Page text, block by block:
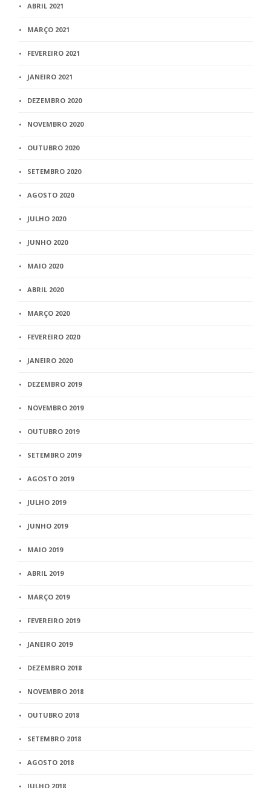
ABRIL 2021
MARÇO 2021
FEVEREIRO 2021
JANEIRO 2021
DEZEMBRO 2020
NOVEMBRO 2020
OUTUBRO 2020
SETEMBRO 2020
AGOSTO 2020
JULHO 2020
JUNHO 2020
MAIO 2020
ABRIL 2020
MARÇO 2020
FEVEREIRO 2020
JANEIRO 2020
DEZEMBRO 2019
NOVEMBRO 2019
OUTUBRO 2019
SETEMBRO 2019
AGOSTO 2019
JULHO 2019
JUNHO 2019
MAIO 2019
ABRIL 2019
MARÇO 2019
FEVEREIRO 2019
JANEIRO 2019
DEZEMBRO 2018
NOVEMBRO 2018
OUTUBRO 2018
SETEMBRO 2018
AGOSTO 2018
JULHO 2018